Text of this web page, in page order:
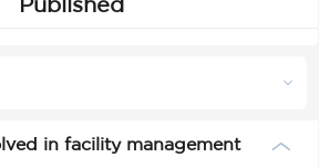
Published
in facility management